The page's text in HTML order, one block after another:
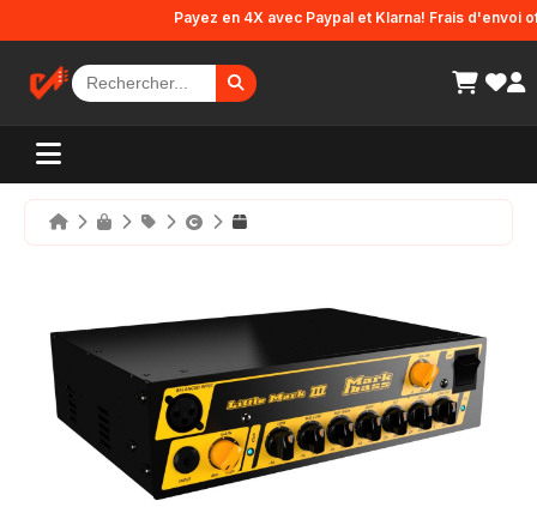
Payez en 4X avec Paypal et Klarna! Frais d'envoi
Panneau de gestion des cookies